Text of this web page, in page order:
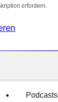
erfordern.
Podcasts